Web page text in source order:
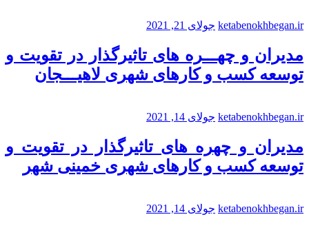
ketabenokhbegan.ir جولای 21, 2021
مدیران و چهـــره های تاثیرگذار در تقویت و
توسعه کسب و کارهای شهری لاهیـــجان
ketabenokhbegan.ir جولای 14, 2021
مدیران و چهره های تاثیرگذار در تقویت و
توسعه کسب و کارهای شهری خمینی شهر
ketabenokhbegan.ir جولای 14, 2021